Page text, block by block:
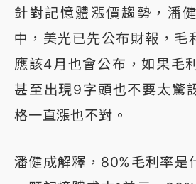
針對記憶體漲價趨勢，潘
中，美光已先公布財報，毛
應該4月也會公布，如果毛
甚至出現9字頭也不要太驚
格一直漲也不對。
潘健成解釋，80%毛利率是